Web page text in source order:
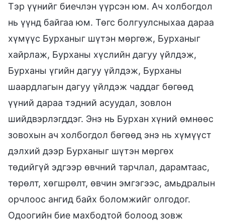
Тэр үүнийг биечлэн үүрсэн юм. Ач холбогдол
нь үүнд байгаа юм. Төгс болгуулсныхаа дараа
хүмүүс Бурханыг шүтэн мөргөж, Бурханыг
хайрлаж, Бурханы хүслийн дагуу үйлдэж,
Бурханы үгийн дагуу үйлдэж, Бурханы
шаардлагын дагуу үйлдэж чаддаг бөгөөд
үүний дараа тэдний асуудал, зовлон
шийдвэрлэгддэг. Энэ нь Бурхан хүний өмнөөс
зовохын ач холбогдол бөгөөд энэ нь хүмүүст
дэлхий дээр Бурханыг шүтэн мөргөх
төдийгүй эдгээр өвчний тарчлал, дарамтаас,
төрөлт, хөгшрөлт, өвчин эмгэгээс, амьдралын
орчлоос ангид байх боломжийг олгодог.
Одоогийн бие махбодтой болоод зовж